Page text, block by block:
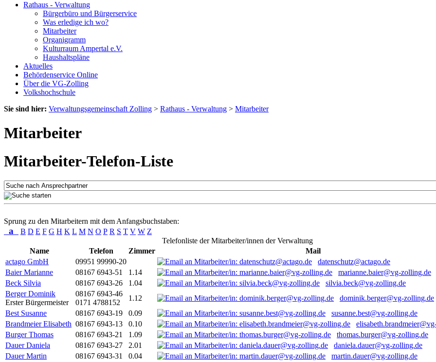
Rathaus - Verwaltung
Bürgerbüro und Bürgerservice
Was erledige ich wo?
Mitarbeiter
Organigramm
Kulturraum Ampertal e.V.
Haushaltspläne
Aktuelles
Behördenservice Online
Über die VG-Zolling
Volkshochschule
Sie sind hier: Verwaltungsgemeinschaft Zolling > Rathaus - Verwaltung > Mitarbeiter
Mitarbeiter
Mitarbeiter-Telefon-Liste
Sprung zu den Mitarbeitern mit dem Anfangsbuchstaben:
a B D E F G H K L M N O P R S T V W Z
Telefonliste der Mitarbeiter/innen der Verwaltung
Name
Telefon Zimmer
Mail
actago GmbH
09951 99990-20
datenschutz@actago.de
Baier Marianne
08167 6943-51 1.14
marianne.baier@vg-zolling.de
Beck Silvia
08167 6943-26 1.04
silvia.beck@vg-zolling.de
Berger Dominik
Erster Bürgermeister
08167 6943-46
0171 4788152
1.12
dominik.berger@vg-zolling.de
Best Susanne
08167 6943-19 0.09
susanne.best@vg-zolling.de
Brandmeier Elisabeth 08167 6943-13 0.10
Burger Thomas
08167 6943-21 1.09
thomas.burger@vg-zolling.de
Dauer Daniela
08167 6943-27 2.01
daniela.dauer@vg-zolling.de
Dauer Martin
08167 6943-31 0.04
martin.dauer@vg-zolling.de